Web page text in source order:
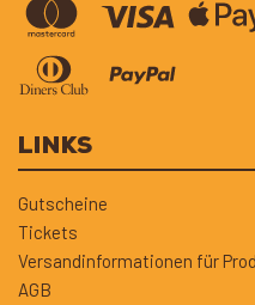
LINKS
Gutscheine
Tickets
Versandinformationen für
AGB